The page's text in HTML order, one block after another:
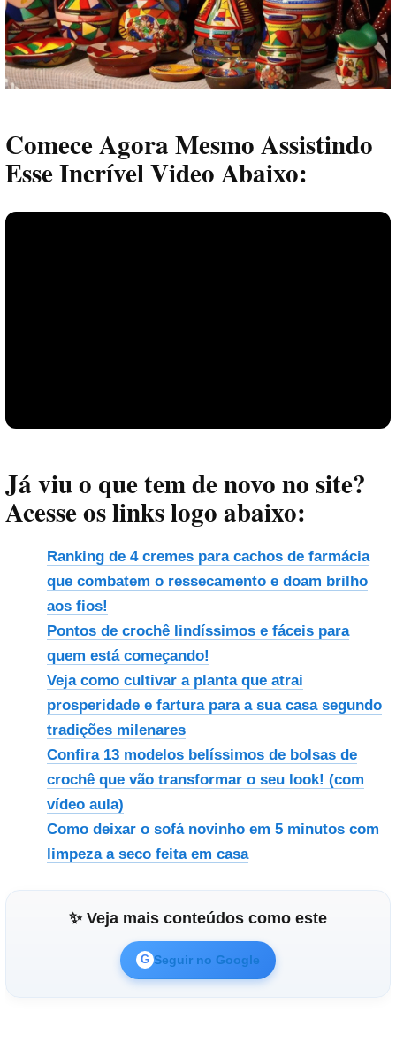
Comece Agora Mesmo Assistindo
Esse Incrível Video Abaixo:
Reproduzir vídeo
Já viu o que tem de novo no site?
Acesse os links logo abaixo:
Ranking de 4 cremes para cachos de farmácia
que combatem o ressecamento e doam brilho
aos fios!
Pontos de crochê lindíssimos e fáceis para
quem está começando!
Veja como cultivar a planta que atrai
prosperidade e fartura para a sua casa segundo
tradições milenares
Confira 13 modelos belíssimos de bolsas de
crochê que vão transformar o seu look! (com
vídeo aula)
Como deixar o sofá novinho em 5 minutos com
limpeza a seco feita em casa
✨ Veja mais conteúdos como este
G Seguir no Google